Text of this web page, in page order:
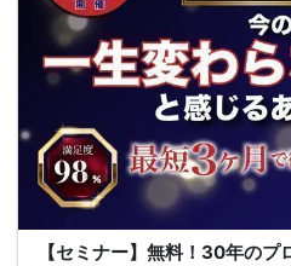
【セミナー】無料！30年のプ